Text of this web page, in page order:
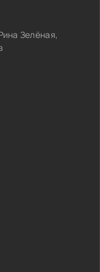
Зелёная,